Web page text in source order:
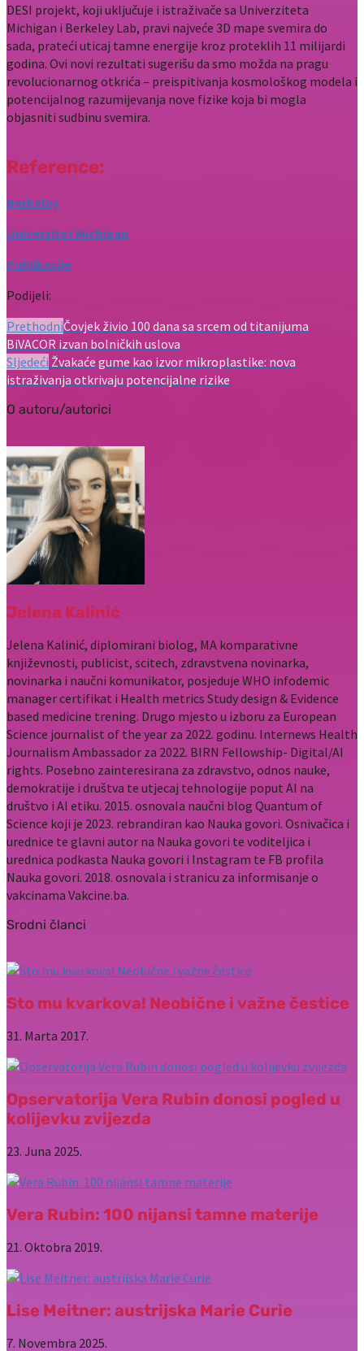
DESI projekt, koji uključuje i istraživače sa Univerziteta
Michigan i Berkeley Lab, pravi najveće 3D mape svemira do
sada, prateći uticaj tamne energije kroz proteklih 11 milijardi
godina. Ovi novi rezultati sugerišu da smo možda na pragu
revolucionarnog otkrića – preispitivanja kosmološkog modela i
potencijalnog razumijevanja nove fizike koja bi mogla
objasniti sudbinu svemira.
Reference:
Berkeley
Univerzitet Michigan
Publikacije
Podijeli:
PrethodniČovjek živio 100 dana sa srcem od titanijuma
BiVACOR izvan bolničkih uslova
Sljedeći Žvakaće gume kao izvor mikroplastike: nova
istraživanja otkrivaju potencijalne rizike
O autoru/autorici
Jelena Kalinić
Jelena Kalinić, diplomirani biolog, MA komparativne
književnosti, publicist, scitech, zdravstvena novinarka,
novinarka i naučni komunikator, posjeduje WHO infodemic
manager certifikat i Health metrics Study design & Evidence
based medicine trening. Drugo mjesto u izboru za European
Science journalist of the year za 2022. godinu. Internews Health
Journalism Ambassador za 2022. BIRN Fellowship- Digital/AI
rights. Posebno zainteresirana za zdravstvo, odnos nauke,
demokratije i društva te utjecaj tehnologije poput AI na
društvo i AI etiku. 2015. osnovala naučni blog Quantum of
Science koji je 2023. rebrandiran kao Nauka govori. Osnivačica i
urednice te glavni autor na Nauka govori te voditeljica i
urednica podkasta Nauka govori i Instagram te FB profila
Nauka govori. 2018. osnovala i stranicu za informisanje o
vakcinama Vakcine.ba.
Srodni članci
Sto mu kvarkova! Neobične i važne čestice
31. Marta 2017.
Opservatorija Vera Rubin donosi pogled u
kolijevku zvijezda
23. Juna 2025.
Vera Rubin: 100 nijansi tamne materije
21. Oktobra 2019.
Lise Meitner: austrijska Marie Curie
7. Novembra 2025.